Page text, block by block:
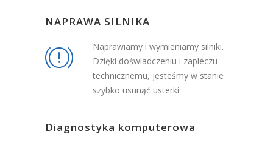
NAPRAWA SILNIKA
Naprawiamy i wymieniamy silniki.
Dzięki doświadczeniu i zapleczu
technicznemu, jesteśmy w stanie
szybko usunąć usterki
Diagnostyka komputerowa